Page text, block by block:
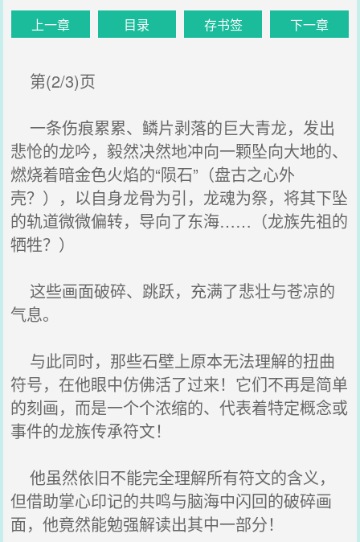
上一章 目录 存书签 下一章
第(2/3)页
一条伤痕累累、鳞片剥落的巨大青龙，发出
悲怆的龙吟，毅然决然地冲向一颗坠向大地的、
燃烧着暗金色火焰的“陨石”（盘古之心外
壳？），以自身龙骨为引，龙魂为祭，将其下坠
的轨道微微偏转，导向了东海……（龙族先祖的
牺牲？）
这些画面破碎、跳跃，充满了悲壮与苍凉的
气息。
与此同时，那些石壁上原本无法理解的扭曲
符号，在他眼中仿佛活了过来！它们不再是简单
的刻画，而是一个个浓缩的、代表着特定概念或
事件的龙族传承符文！
他虽然依旧不能完全理解所有符文的含义，
但借助掌心印记的共鸣与脑海中闪回的破碎画
面，他竟然能勉强解读出其中一部分！